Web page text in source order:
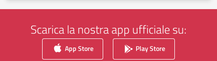
Scarica la nostra app ufficiale su:
App Store Play Store